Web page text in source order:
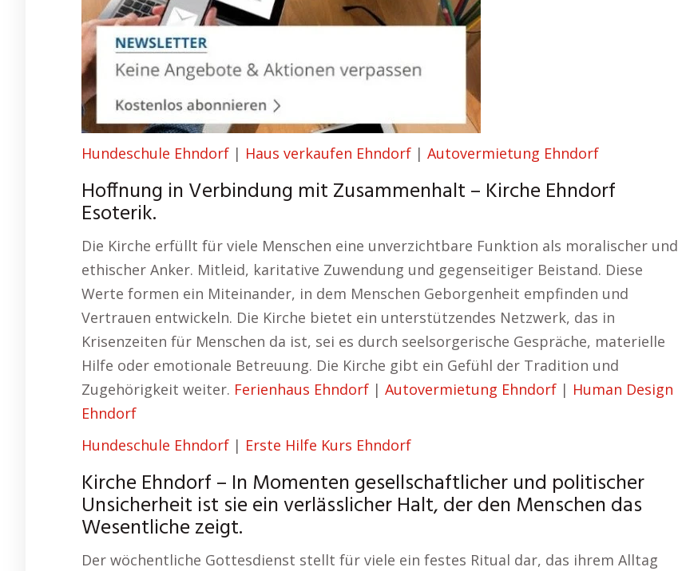
Hundeschule Ehndorf | Haus verkaufen Ehndorf | Autovermietung Ehndorf
Hoffnung in Verbindung mit Zusammenhalt – Kirche Ehndorf
Esoterik.
Die Kirche erfüllt für viele Menschen eine unverzichtbare Funktion als moralischer und
ethischer Anker. Mitleid, karitative Zuwendung und gegenseitiger Beistand. Diese
Werte formen ein Miteinander, in dem Menschen Geborgenheit empfinden und
Vertrauen entwickeln. Die Kirche bietet ein unterstützendes Netzwerk, das in
Krisenzeiten für Menschen da ist, sei es durch seelsorgerische Gespräche, materielle
Hilfe oder emotionale Betreuung. Die Kirche gibt ein Gefühl der Tradition und
Zugehörigkeit weiter. Ferienhaus Ehndorf | Autovermietung Ehndorf | Human Design
Ehndorf
Hundeschule Ehndorf | Erste Hilfe Kurs Ehndorf
Kirche Ehndorf – In Momenten gesellschaftlicher und politischer
Unsicherheit ist sie ein verlässlicher Halt, der den Menschen das
Wesentliche zeigt.
Der wöchentliche Gottesdienst stellt für viele ein festes Ritual dar, das ihrem Alltag